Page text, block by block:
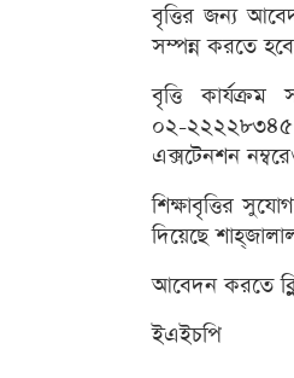
বৃত্তির জন্য
সম্পন্ন করতে
বৃত্তি
০২-
এক্সটেনশন
শিক্ষাবৃত্তির
দিয়েছে
আবেদন করতে
ইএইচপি